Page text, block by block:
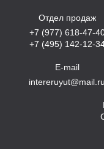
Отдел продаж
+7 (977) 618-47-
+7 (495) 142-12-
E-mail
intereruyut@mail.ru